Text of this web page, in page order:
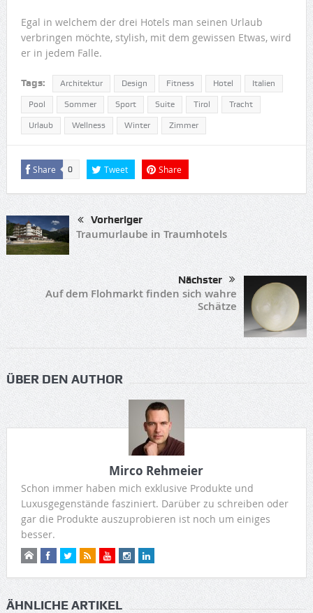
Egal in welchem der drei Hotels man seinen Urlaub
verbringen möchte, stylish, mit dem gewissen Etwas, wird
er in jedem Falle.
Tags: Architektur Design Fitness Hotel Italien
Pool Sommer Sport Suite Tirol Tracht
Urlaub Wellness Winter Zimmer
Share 0 Tweet Share
Vorheriger
Traumurlaube in Traumhotels
Nächster
Auf dem Flohmarkt finden sich wahre
Schätze
ÜBER DEN AUTHOR
Mirco Rehmeier
Schon immer haben mich exklusive Produkte und
Luxusgegenstände fasziniert. Darüber zu schreiben oder
gar die Produkte auszuprobieren ist noch um einiges
besser.
ÄHNLICHE ARTIKEL